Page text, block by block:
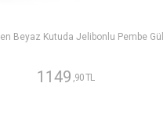
Beyaz Kutuda Jelibonlu Pembe Gül
1149 ,90 TL